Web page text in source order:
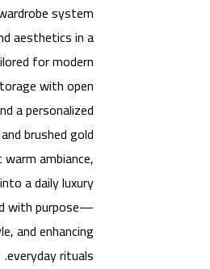
system
aesthetics in a
for modern
with open
a personalized
brushed gold
ambiance,
a daily luxury
with purpose—
and enhancing
everyday rituals.